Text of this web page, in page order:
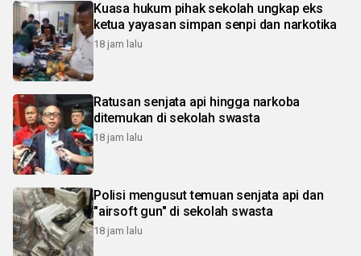
Kuasa hukum pihak sekolah ungkap eks
ketua yayasan simpan senpi dan narkotika
18 jam lalu
Ratusan senjata api hingga narkoba
ditemukan di sekolah swasta
18 jam lalu
Polisi mengusut temuan senjata api dan
"airsoft gun" di sekolah swasta
18 jam lalu